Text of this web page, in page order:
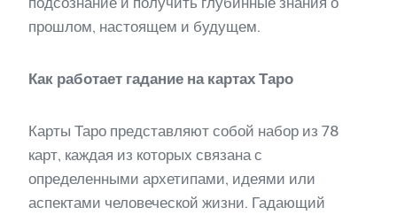
прошлом, настоящем и будущем.
Как работает гадание на картах Таро
Карты Таро представляют собой набор из 78
карт, каждая из которых связана с
определенными архетипами, идеями или
аспектами человеческой жизни. Гадающий